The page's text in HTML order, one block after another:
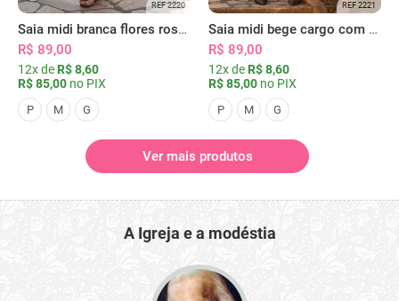
REF 2220
Saia midi branca flores rosas com bolsos
R$ 89,00
12x de R$ 8,60
R$ 85,00 no PIX
P M G
REF 2221
Saia midi bege cargo com bolsos
R$ 89,00
12x de R$ 8,60
R$ 85,00 no PIX
P M G
Ver mais produtos
A Igreja e a modéstia